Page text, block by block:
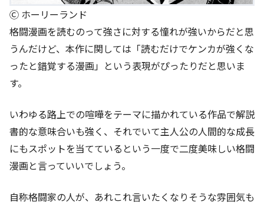
Ⓒ ホーリーランド
格闘漫画を読むのって強さに対する憧れが強いからだと思
うんだけど、本作に関しては「読むだけでケンカが強くな
ったと錯覚する漫画」という表現がぴったりだと思いま
す。
いわゆる路上での喧嘩をテーマに描かれている作品で解説
書的な意味合いも強く、それでいて主人公の人間的な成長
にもスポットを当てているという一度で二度美味しい格闘
漫画と言っていいでしょう。
自称格闘家の人が、あれこれ言いたくなりそうな雰囲気も